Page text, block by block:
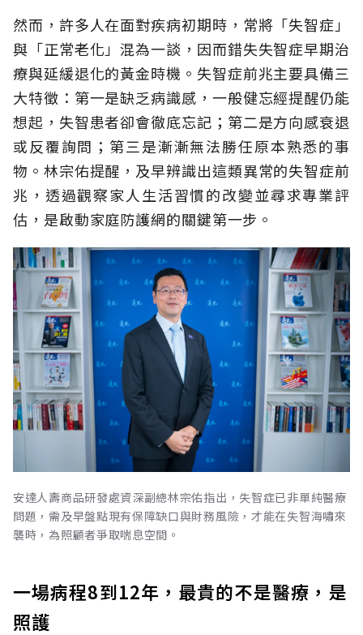
然而，許多人在面對疾病初期時，常將「失智症」
與「正常老化」混為一談，因而錯失失智症早期治
療與延緩退化的黃金時機。失智症前兆主要具備三
大特徵：第一是缺乏病識感，一般健忘經提醒仍能
想起，失智患者卻會徹底忘記；第二是方向感衰退
或反覆詢問；第三是漸漸無法勝任原本熟悉的事
物。林宗佑提醒，及早辨識出這類異常的失智症前
兆，透過觀察家人生活習慣的改變並尋求專業評
估，是啟動家庭防護網的關鍵第一步。
安達人壽商品研發處資深副總林宗佑指出，失智症已非單純醫療
問題，需及早盤點現有保障缺口與財務風險，才能在失智海嘯來
襲時，為照顧者爭取喘息空間。
一場病程8到12年，最貴的不是醫療，是
照護